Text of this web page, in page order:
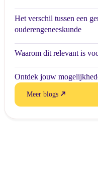
Het verschil tussen een
ouderengeneeskunde
Waarom dit relevant is
Ontdek jouw
Meer blogs